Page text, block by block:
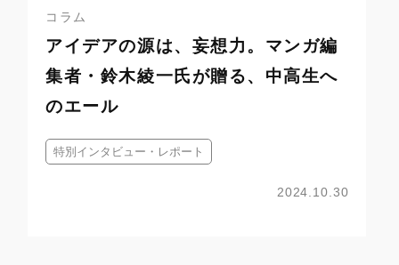
コラム
アイデアの源は、妄想力。マンガ編
集者・鈴木綾一氏が贈る、中高生へ
のエール
特別インタビュー・レポート
2024.10.30